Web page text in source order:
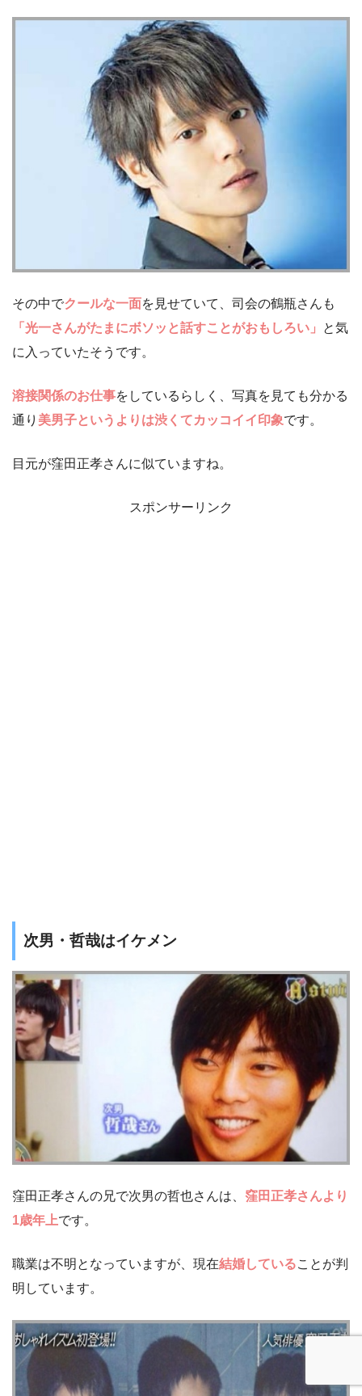
その中でクールな一面を見せていて、司会の鶴瓶さんも
「光一さんがたまにボソッと話すことがおもしろい」
と気
に入っていたそうです。
溶接関係のお仕事をしているらしく、写真を見ても分かる
通り 美男子というよりは渋くてカッコイイ印象です。
目元が窪田正孝さんに似ていますね。
スポンサーリンク
次男・哲哉はイケメン
窪田正孝さんの兄で次男の哲也さんは、 窪田正孝さんより
1歳年上です。
職業は不明となっていますが、現在結婚していることが判
明しています。